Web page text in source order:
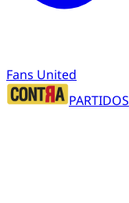
Fans United
PARTIDOS